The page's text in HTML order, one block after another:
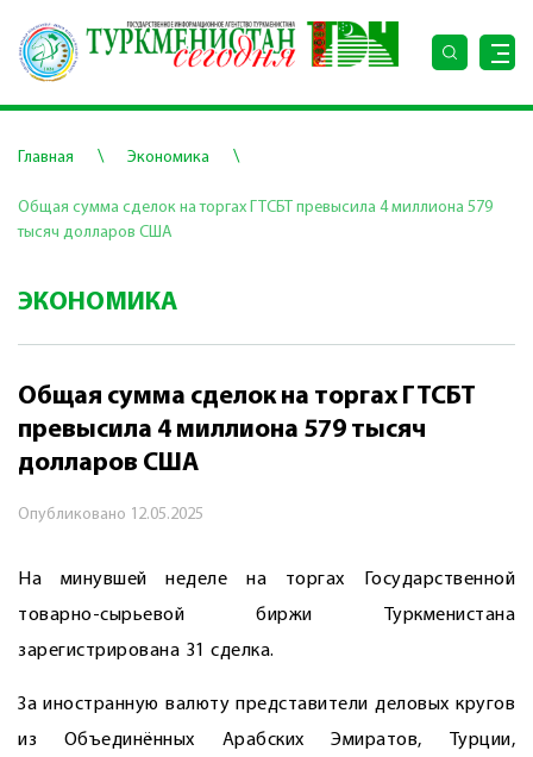
Главная \ Экономика \
Общая сумма сделок на торгах ГТСБТ превысила 4 миллиона 579
тысяч долларов США
ЭКОНОМИКА
Общая сумма сделок на торгах ГТСБТ
превысила 4 миллиона 579 тысяч
долларов США
Опубликовано 12.05.2025
На минувшей неделе на торгах Государственной
товарно-сырьевой биржи Туркменистана
зарегистрирована 31 сделка.
За иностранную валюту представители деловых кругов
из Объединённых Арабских Эмиратов, Турции,